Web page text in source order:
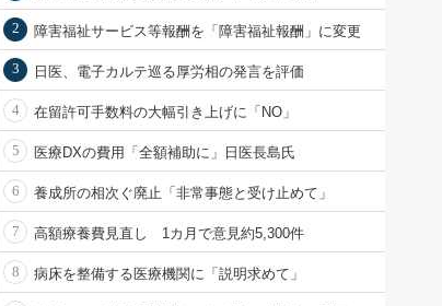
2 障害福祉サービス等報酬を「障害福祉報酬」に変更
3 日医、電子カルテ巡る厚労相の発言を評価
4 在留許可手数料の大幅引き上げに「NO」
5 医療DXの費用「全額補助に」日医長島氏
6 養成所の相次ぐ廃止「非常事態と受け止めて」
7 高額療養費見直し 1カ月で意見約5,300件
8 病床を整備する医療機関に「説明求めて」